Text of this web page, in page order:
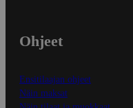
Ohjeet
Ensitilaajan ohjeet
Näin maksat